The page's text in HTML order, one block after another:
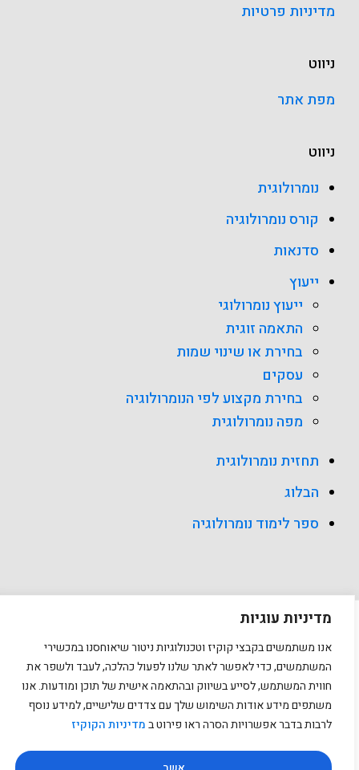
מדיניות עוגיות
אנו משתמשים בקבצי קוקיז וטכנולוגיות ניטור שיאוחסנו במכשירי
המשתמשים, כדי לאפשר לאתר שלנו לפעול כהלכה, לעבד ולשפר את
חווית המשתמש, לסייע בשיווק ובהתאמה אישית של תוכן ומודעות. אנו
משתפים מידע אודות השימוש שלך עם צדדים שלישיים, למידע נוסף
לרבות בדבר אפשרויות הסרה ראו פירוט במדיניות הקוקיז
מדיניות פרטיות
ניווט
מפת אתר
ניווט
נומרולוגית
קורס נומרולוגיה
סדנאות
ייעוץ
ייעוץ נומרולוגי
התאמה זוגית
בחירת או שינוי שמות
עסקים
בחירת מקצוע לפי הנומרולוגיה
מפה נומרולוגית
תחזית נומרולוגית
הבלוג
ספר לימוד נומרולוגיה